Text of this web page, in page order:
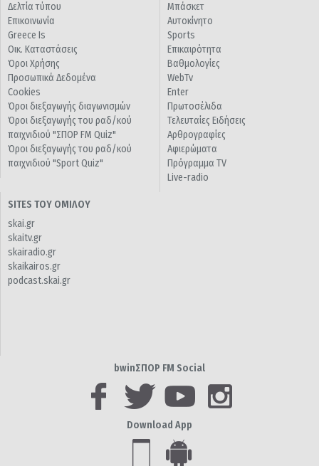
Δελτία τύπου
Επικοινωνία
Greece Is
Οικ. Καταστάσεις
Όροι Χρήσης
Προσωπικά Δεδομένα
Cookies
Όροι διεξαγωγής διαγωνισμών
Όροι διεξαγωγής του ραδ/κού
παιχνιδιού "ΣΠΟΡ FM Quiz"
Όροι διεξαγωγής του ραδ/κού
παιχνιδιού "Sport Quiz"
Μπάσκετ
Αυτοκίνητο
Sports
Επικαιρότητα
Βαθμολογίες
WebTv
Enter
Πρωτοσέλιδα
Τελευταίες Ειδήσεις
Αρθρογραφίες
Αφιερώματα
Πρόγραμμα TV
Live-radio
SITES ΤΟΥ ΟΜΙΛΟΥ
skai.gr
skaitv.gr
skairadio.gr
skaikairos.gr
podcast.skai.gr
bwinΣΠΟΡ FM Social
Download App